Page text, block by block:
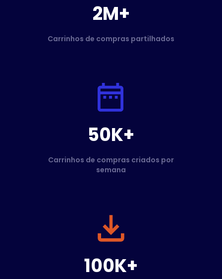
2M+
Carrinhos de compras partilhados
50K+
Carrinhos de compras criados por
semana
100K+